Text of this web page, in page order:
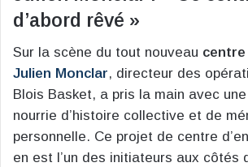
d’abord rêvé »
Sur la scène du tout nouveau centre
Julien Monclar, directeur des
Blois Basket, a pris la main avec
nourrie d’histoire collective et de
personnelle. Ce projet de centre
en est l’un des initiateurs aux côtés